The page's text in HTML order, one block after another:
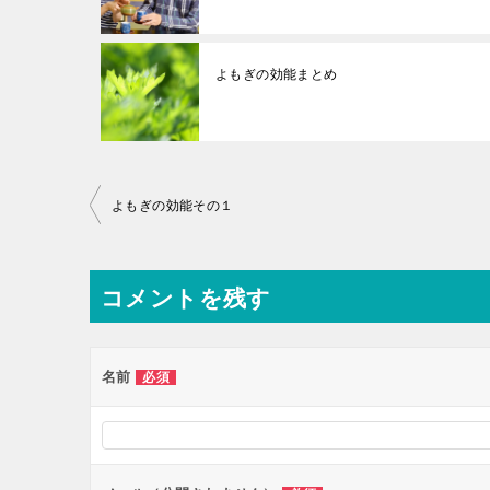
よもぎの効能まとめ
投
ナ
ビ
ー
ョ
ン
よもぎの効能その１
コメントを残す
名前 必須